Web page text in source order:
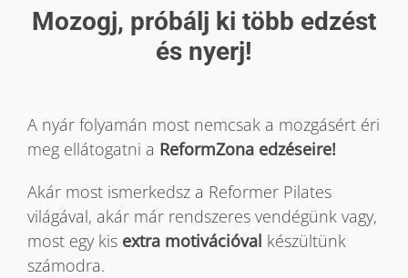
Squash
Blog
Wellness
Rólunk
Mozogj, próbálj ki több edzést
és nyerj!
A nyár folyamán most nemcsak a mozgásért éri
meg ellátogatni a ReformZona edzéseire!
Akár most ismerkedsz a Reformer Pilates
világával, akár már rendszeres vendégünk vagy,
most egy kis extra motivációval készültünk
számodra.